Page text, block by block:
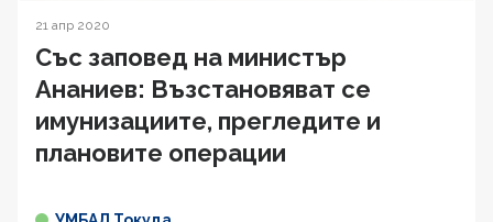
21 апр 2020
Със заповед на министър
Ананиев: Възстановяват се
имунизациите, прегледите и
плановите операции